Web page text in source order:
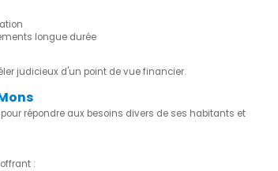
longue durée
judicieux d'un point de vue financier.
répondre aux besoins divers de ses habitants et
: